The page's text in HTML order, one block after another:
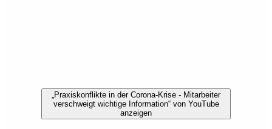
„Praxiskonflikte in der Corona-Krise - Mitarbeiter
verschweigt wichtige Information“ von YouTube
anzeigen